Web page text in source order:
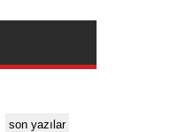
son yazılar